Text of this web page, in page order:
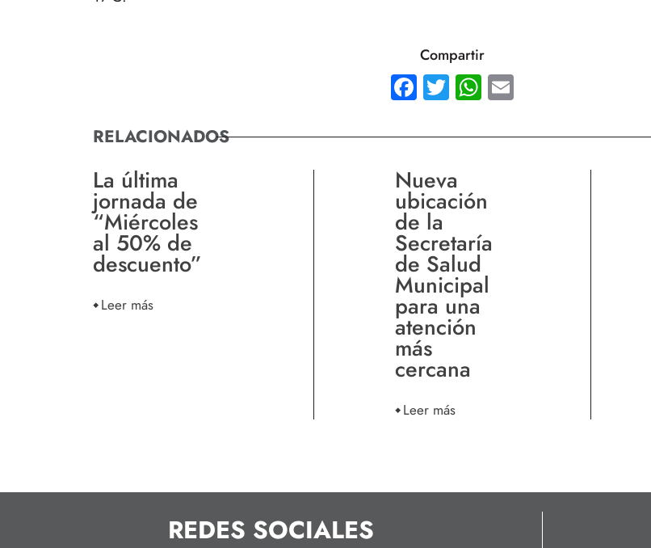
Compartir
Facebook
TwitterWhatsApp
RELACIONADOS
La última
jornada de
“Miércoles
al 50% de
descuento”
Leer más
Nueva
ubicación
de la
Secretaría
de Salud
Municipal
para una
atención
más
cercana
Leer más
REDES SOCIALES